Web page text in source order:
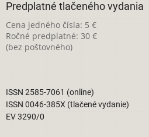
Predplatné tlačeného vydania
Cena jedného čísla: 5 €
Ročné predplatné: 30 €
(bez poštovného)
ISSN 2585-7061 (online)
ISSN 0046-385X (tlačené vydanie)
EV 3290/0